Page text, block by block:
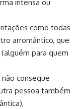
intensa ou
como todas
arromântico, que
(alguém para quem
consegue
pessoa também